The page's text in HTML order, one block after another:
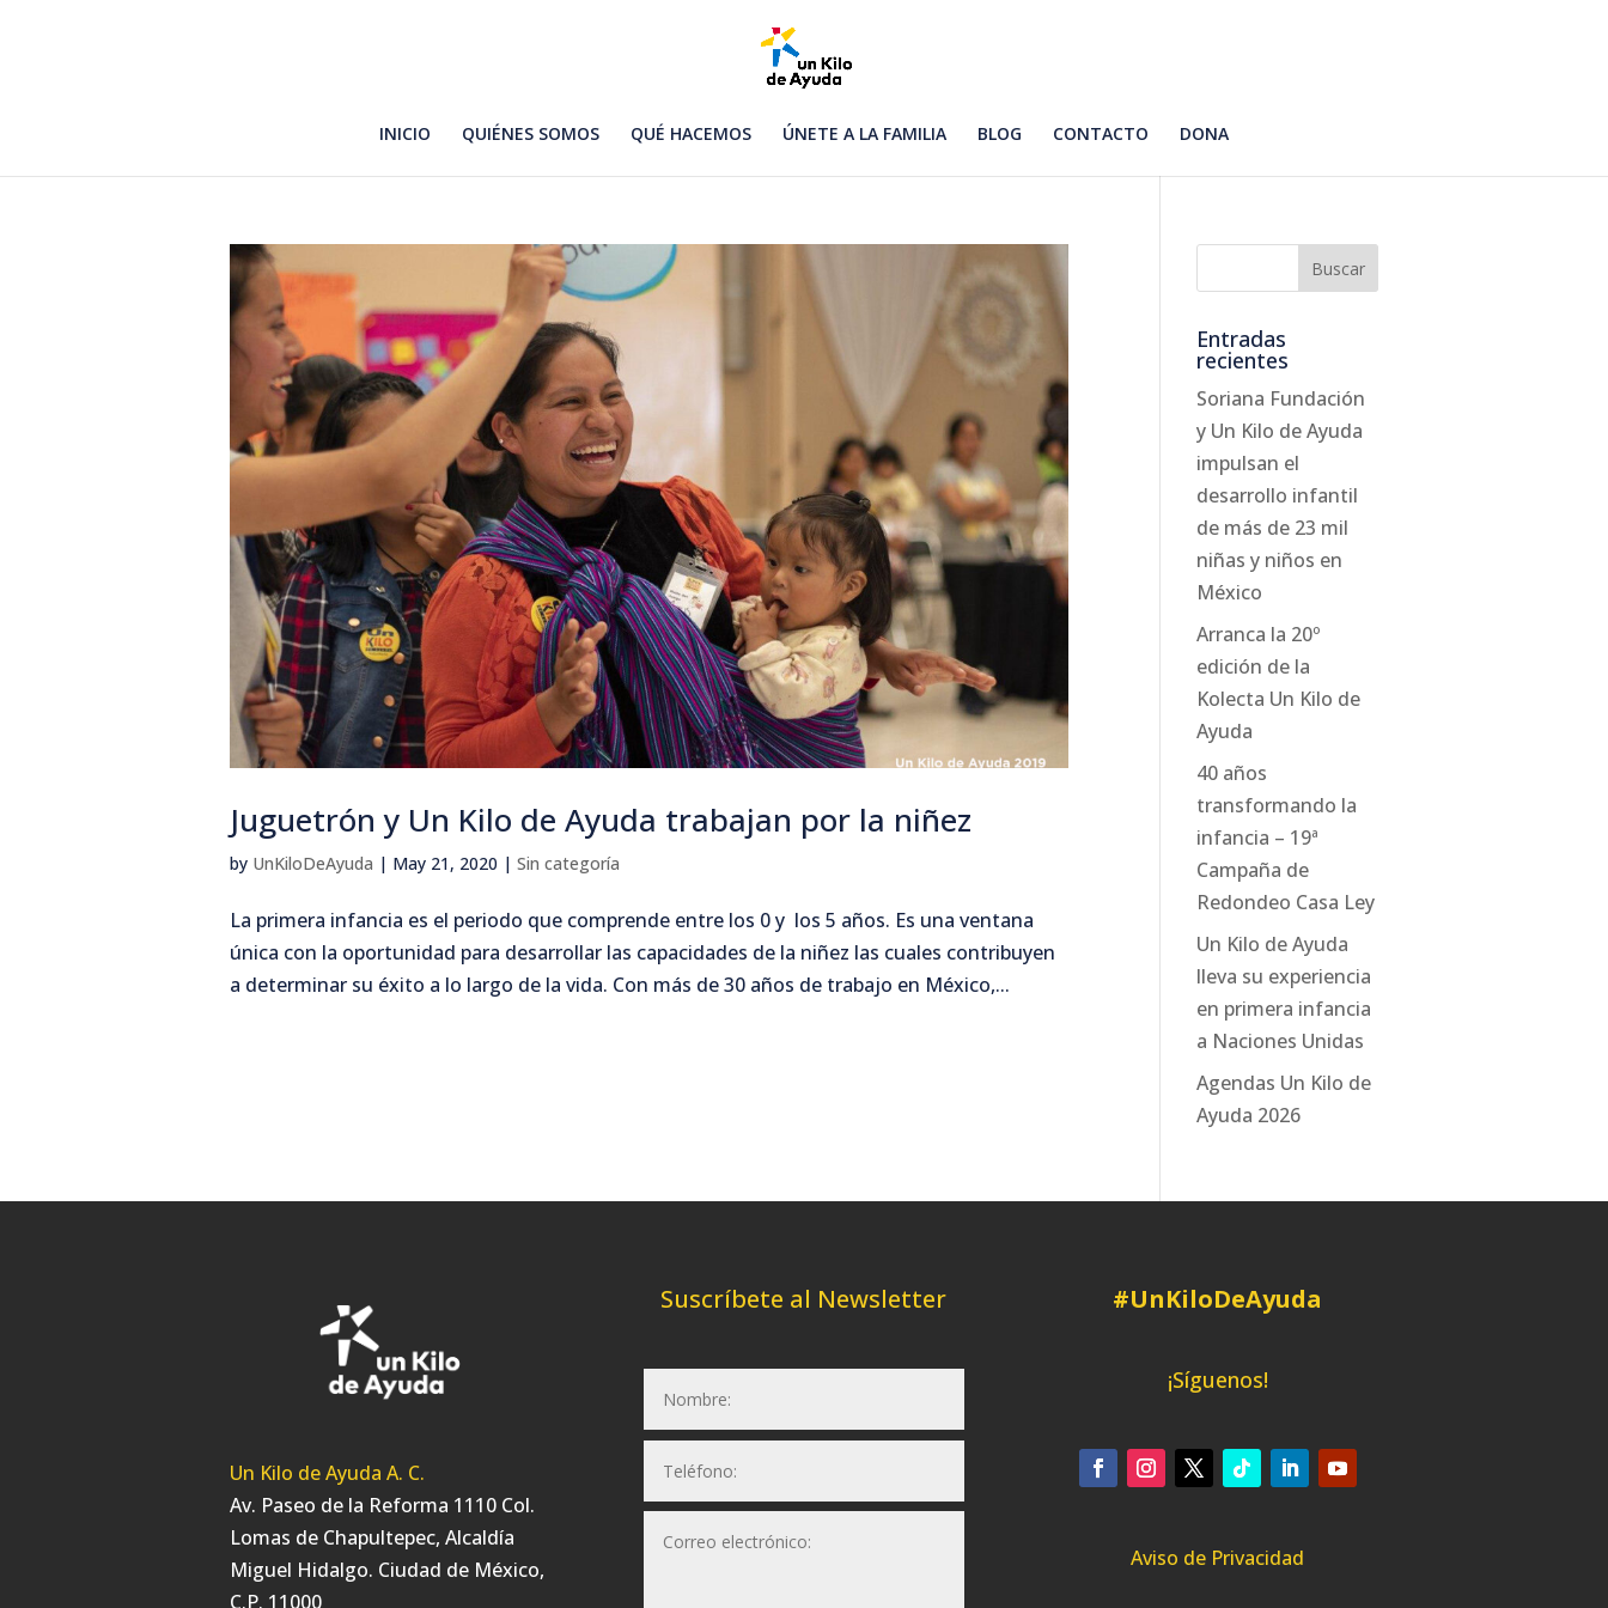
INICIO QUIÉNES SOMOS QUÉ HACEMOS ÚNETE A LA FAMILIA BLOG CONTACTO DONA
Juguetrón y Un Kilo de Ayuda trabajan por la niñez
by UnKiloDeAyuda | May 21, 2020 | Sin categoría
La primera infancia es el periodo que comprende entre los 0 y los 5 años. Es una ventana
única con la oportunidad para desarrollar las capacidades de la niñez las cuales contribuyen
a determinar su éxito a lo largo de la vida. Con más de 30 años de trabajo en México,...
Entradas
recientes
Soriana Fundación
y Un Kilo de Ayuda
impulsan el
desarrollo infantil
de más de 23 mil
niñas y niños en
México
Arranca la 20º
edición de la
Kolecta Un Kilo de
Ayuda
40 años
transformando la
infancia – 19ª
Campaña de
Redondeo Casa Ley
Un Kilo de Ayuda
lleva su experiencia
en primera infancia
a Naciones Unidas
Agendas Un Kilo de
Ayuda 2026
Un Kilo de Ayuda A. C.
Av. Paseo de la Reforma 1110 Col.
Lomas de Chapultepec, Alcaldía
Miguel Hidalgo. Ciudad de México,
C.P. 11000
Suscríbete al Newsletter #UnKiloDeAyuda
¡Síguenos!
Aviso de Privacidad